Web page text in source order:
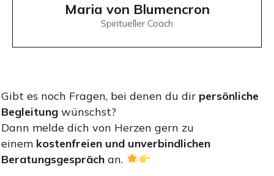
Maria von Blumencron
Spiritueller Coach
Gibt es noch Fragen, bei denen du dir persönliche
Begleitung wünschst?
Dann melde dich von Herzen gern zu
einem kostenfreien und unverbindlichen
Beratungsgespräch an.